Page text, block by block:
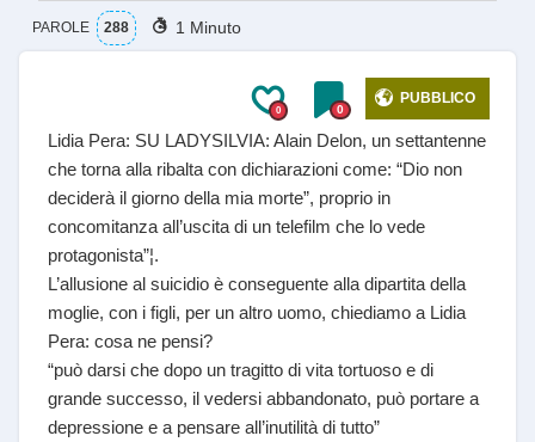
PAROLE 288 1 Minuto
0 0
PUBBLICO
Lidia Pera: SU LADYSILVIA: Alain Delon, un settantenne
che torna alla ribalta con dichiarazioni come: “Dio non
deciderà il giorno della mia morte”, proprio in
concomitanza all’uscita di un telefilm che lo vede
protagonista”¦.
L’allusione al suicidio è conseguente alla dipartita della
moglie, con i figli, per un altro uomo, chiediamo a Lidia
Pera: cosa ne pensi?
“può darsi che dopo un tragitto di vita tortuoso e di
grande successo, il vedersi abbandonato, può portare a
depressione e a pensare all’inutilità di tutto”